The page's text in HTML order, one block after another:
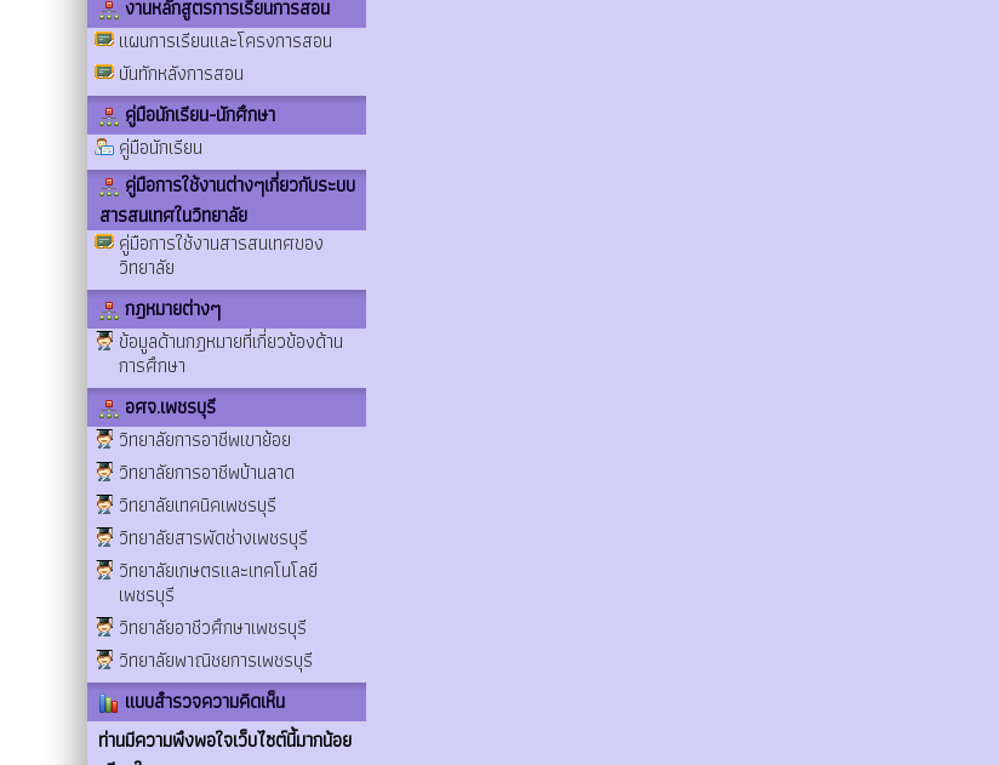
งานหลักสูตรการเรียนการสอน
แผนการเรียนและโครงการสอน
บันทักหลังการสอน
คู่มือนักเรียน-นักศึกษา
คู่มือนักเรียน
คู่มือการใช้งานต่างๆเกี่ยวกับระบบ
สารสนเทศในวิทยาลัย
คู่มือการใช้งานสารสนเทศของ
วิทยาลัย
กฎหมายต่างๆ
ข้อมูลด้านกฎหมายที่เกี่ยวข้องด้าน
การศึกษา
อศจ.เพชรบุรี
วิทยาลัยการอาชีพเขาย้อย
วิทยาลัยการอาชีพบ้านลาด
วิทยาลัยเทคนิคเพชรบุรี
วิทยาลัยสารพัดช่างเพชรบุรี
วิทยาลัยเกษตรและเทคโนโลยี
เพชรบุรี
วิทยาลัยอาชีวศึกษาเพชรบุรี
วิทยาลัยพาณิชยการเพชรบุรี
แบบสำรวจความคิดเห็น
ท่านมีความพึงพอใจเว็บไซต์นี้มากน้อย